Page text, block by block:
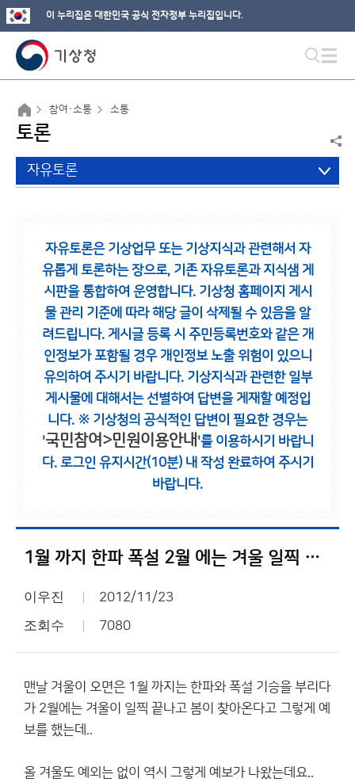
이 누리집은 대한민국 공식 전자정부 누리집입니다.
참여·소통 소통
토론
자유토론
자유토론은 기상업무 또는 기상지식과 관련해서 자
유롭게 토론하는 장으로, 기존 자유토론과 지식샘 게
시판을 통합하여 운영합니다. 기상청 홈페이지 게시
물 관리 기준에 따라 해당 글이 삭제될 수 있음을 알
려드립니다. 게시글 등록 시 주민등록번호와 같은 개
인정보가 포함될 경우 개인정보 노출 위험이 있으니
유의하여 주시기 바랍니다. 기상지식과 관련한 일부
게시물에 대해서는 선별하여 답변을 게재할 예정입
니다. ※ 기상청의 공식적인 답변이 필요한 경우는
'국민참여>민원이용안내 '를 이용하시기 바랍니
다. 로그인 유지시간(10분) 내 작성 완료하여 주시기
바랍니다.
1월 까지 한파 폭설 2월 에는 겨울 일찍 물러감???? 믿어도 되야 할지
이우진 2012/11/23
조회수 7080
맨날 겨울이 오면은 1월 까지는 한파와 폭설 기승을 부리다
가 2월에는 겨울이 일찍 끝나고 봄이 찾아온다고 그렇게 예
보를 했는데..
올 겨울도 예외는 없이 역시 그렇게 예보가 나왔는데요..